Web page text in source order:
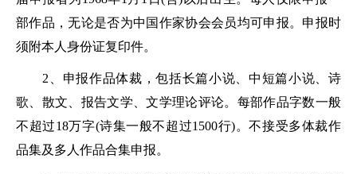
部作品，无论是否为中国作家协会会员均可申报。申报时
须附本人身份证复印件。
2、申报作品体裁，包括长篇小说、中短篇小说、诗
歌、散文、报告文学、文学理论评论。每部作品字数一般
不超过18万字(诗集一般不超过1500行)。不接受多体裁作
品集及多人作品合集申报。